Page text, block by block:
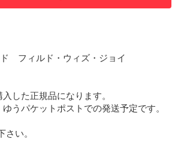
　フィルド・ウィズ・ジョイ
した正規品になります。
うパケットポストでの発送予定です。
い。